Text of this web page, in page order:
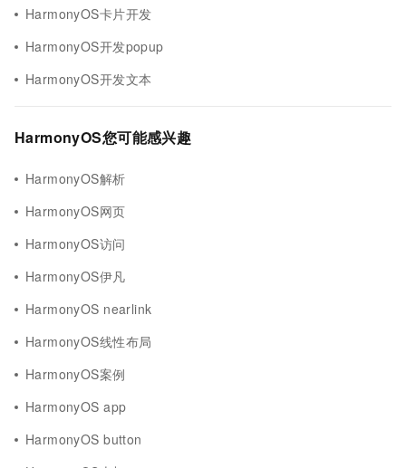
HarmonyOS卡片开发
HarmonyOS开发popup
HarmonyOS开发文本
HarmonyOS您可能感兴趣
HarmonyOS解析
HarmonyOS网页
HarmonyOS访问
HarmonyOS伊凡
HarmonyOS nearlink
HarmonyOS线性布局
HarmonyOS案例
HarmonyOS app
HarmonyOS button